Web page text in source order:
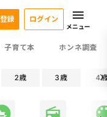
子育て本 ホンネ調査
録 ログイン
メニュー
2歳 3歳 4